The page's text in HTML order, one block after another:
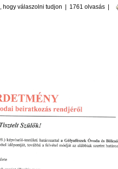
, hogy válaszolni tudjon | 1761 olvasás |